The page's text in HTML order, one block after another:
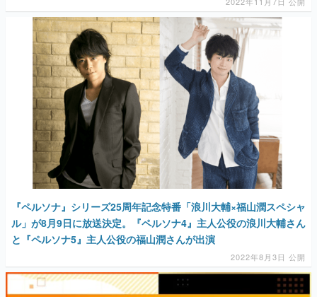
『ペルソナ』シリーズ25周年記念特番「浪川大輔×福山潤スペシャ
ル」が8月9日に放送決定。『ペルソナ4』主人公役の浪川大輔さん
と『ペルソナ5』主人公役の福山潤さんが出演
2022年8月3日 公開